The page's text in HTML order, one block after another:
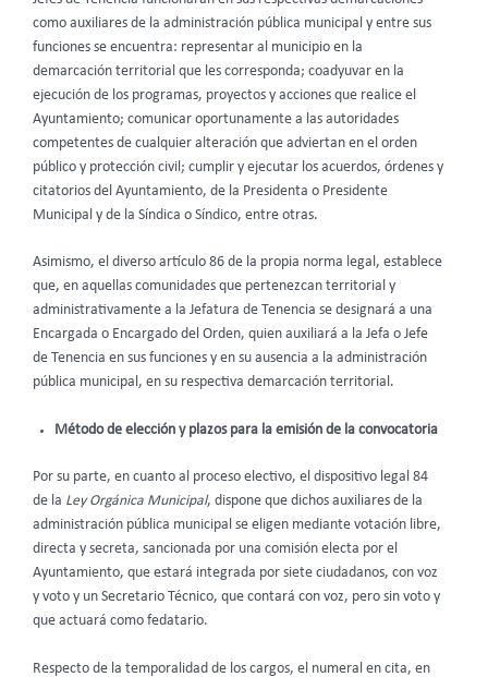
como auxiliares de la administración pública municipal y entre sus
funciones se encuentra: representar al municipio en la
demarcación territorial que les corresponda; coadyuvar en la
ejecución de los programas, proyectos y acciones que realice el
Ayuntamiento; comunicar oportunamente a las autoridades
competentes de cualquier alteración que adviertan en el orden
público y protección civil; cumplir y ejecutar los acuerdos, órdenes y
citatorios del Ayuntamiento, de la Presidenta o Presidente
Municipal y de la Síndica o Síndico, entre otras.
Asimismo, el diverso artículo 86 de la propia norma legal, establece
que, en aquellas comunidades que pertenezcan territorial y
administrativamente a la Jefatura de Tenencia se designará a una
Encargada o Encargado del Orden, quien auxiliará a la Jefa o Jefe
de Tenencia en sus funciones y en su ausencia a la administración
pública municipal, en su respectiva demarcación territorial.
Método de elección y plazos para la emisión de la convocatoria
Por su parte, en cuanto al proceso electivo, el dispositivo legal 84
de la Ley Orgánica Municipal, dispone que dichos auxiliares de la
administración pública municipal se eligen mediante votación libre,
directa y secreta, sancionada por una comisión electa por el
Ayuntamiento, que estará integrada por siete ciudadanos, con voz
y voto y un Secretario Técnico, que contará con voz, pero sin voto y
que actuará como fedatario.
Respecto de la temporalidad de los cargos, el numeral en cita, en